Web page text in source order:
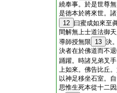
繞奉事。於是世尊
是徳本於將來世。
12 曰蜜成如來至
間解無上士道法御
導師授無限
13 決
決者在於佛道而不
踊躍。時諸兄弟叉
上如來。佛告比丘
以神足移坐石室。
思惟生死本從十二